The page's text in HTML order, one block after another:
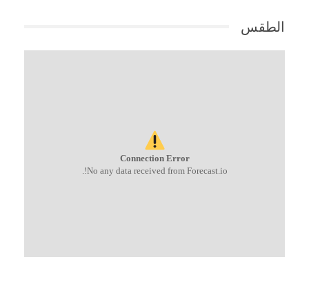
الطقس
Connection Error
No any data received from Forecast.io!.